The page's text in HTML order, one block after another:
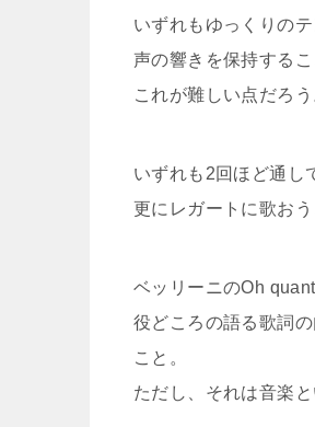
いずれもゆっくりの
声の響きを保持する
これが難しい点だろう
いずれも2回ほど通し
更にレガートに歌お
ベッリーニのOh
役どころの語る歌詞
こと。
ただし、それは音楽